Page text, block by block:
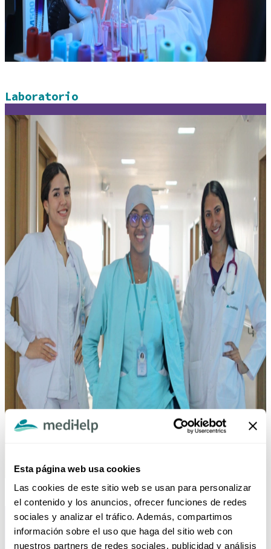
Esta página web usa cookies
Las cookies de este sitio web se usan para personalizar
el contenido y los anuncios, ofrecer funciones de redes
sociales y analizar el tráfico. Además, compartimos
información sobre el uso que haga del sitio web con
nuestros partners de redes sociales, publicidad y análisis
Laboratorio
Curso cuidado del donante